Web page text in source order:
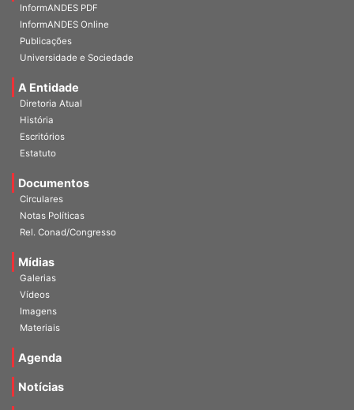
InformANDES PDF
InformANDES Online
Publicações
Universidade e Sociedade
A Entidade
Diretoria Atual
História
Escritórios
Estatuto
Documentos
Circulares
Notas Políticas
Rel. Conad/Congresso
Mídias
Galerias
Vídeos
Imagens
Materiais
Agenda
Notícias